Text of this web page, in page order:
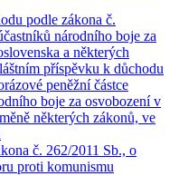
podle zákona č.
národního boje za
a některých
příspěvku k důchodu
peněžní částce
boje za osvobození v
některých zákonů, ve
č. 262/2011 Sb., o
proti komunismu